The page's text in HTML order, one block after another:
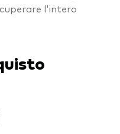
l'intero